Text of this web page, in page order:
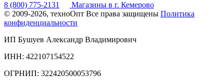
8 (800) 775-2131
Магазины в г. Кемерово
© 2009-2026, техноОпт Все права защищены Политика
конфиденциальности
ИП Бушуев Александр Владимирович
ИНН: 422107154522
ОГРНИП: 322420500053796